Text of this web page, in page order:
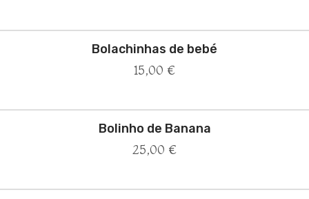
Bolachinhas de bebé
15,00 €
Bolinho de Banana
25,00 €